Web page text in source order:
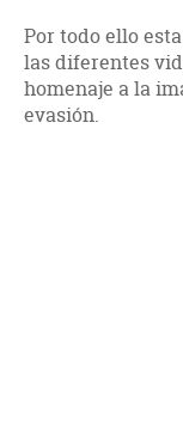
Por todo ello
las diferentes
homenaje a la
evasión.